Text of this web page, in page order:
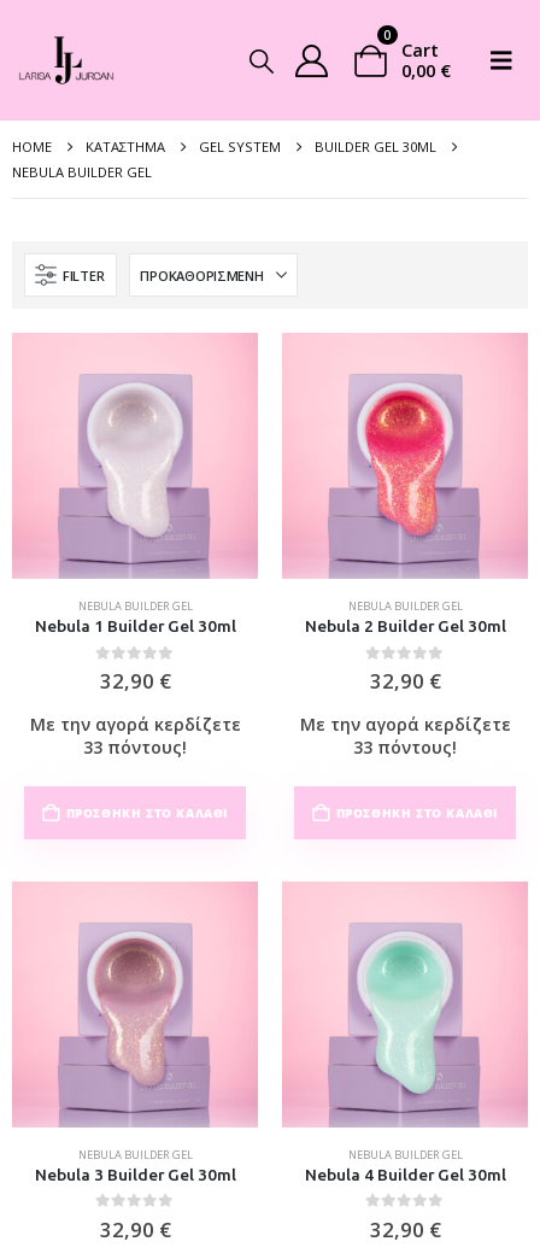
0
Cart
0,00 €
HOME ΚΑΤΆΣΤΗΜΑ GEL SYSTEM
BUILDER GEL 30ML
NEBULA BUILDER GEL
FILTER
NEBULA BUILDER GEL
Nebula 1 Builder Gel 30ml
0out of 5
32,90 €
Με την αγορά κερδίζετε
33 πόντους!
ΠΡΟΣΘΉΚΗ ΣΤΟ ΚΑΛΆΘΙ
NEBULA BUILDER GEL
Nebula 2 Builder Gel 30ml
0out of 5
32,90 €
Με την αγορά κερδίζετε
33 πόντους!
ΠΡΟΣΘΉΚΗ ΣΤΟ ΚΑΛΆΘΙ
NEBULA BUILDER GEL
Nebula 3 Builder Gel 30ml
0out of 5
32,90 €
NEBULA BUILDER GEL
Nebula 4 Builder Gel 30ml
0out of 5
32,90 €